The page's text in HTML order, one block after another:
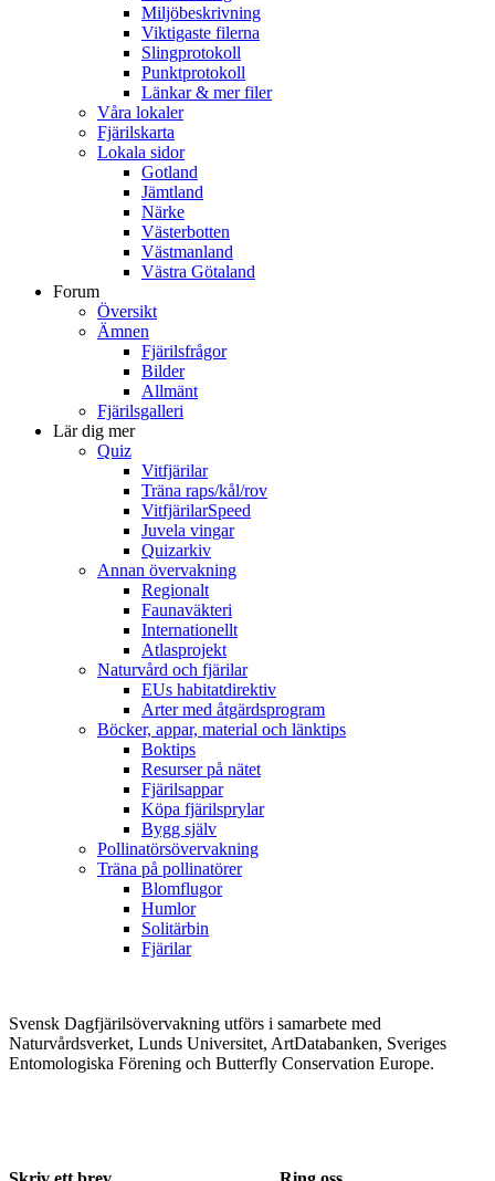
Miljöbeskrivning
Viktigaste filerna
Slingprotokoll
Punktprotokoll
Länkar & mer filer
Våra lokaler
Fjärilskarta
Lokala sidor
Gotland
Jämtland
Närke
Västerbotten
Västmanland
Västra Götaland
Forum
Översikt
Ämnen
Fjärilsfrågor
Bilder
Allmänt
Fjärilsgalleri
Lär dig mer
Quiz
Vitfjärilar
Träna raps/kål/rov
VitfjärilarSpeed
Juvela vingar
Quizarkiv
Annan övervakning
Regionalt
Faunaväkteri
Internationellt
Atlasprojekt
Naturvård och fjärilar
EUs habitatdirektiv
Arter med åtgärdsprogram
Böcker, appar, material och länktips
Boktips
Resurser på nätet
Fjärilsappar
Köpa fjärilsprylar
Bygg själv
Pollinatörsövervakning
Träna på pollinatörer
Blomflugor
Humlor
Solitärbin
Fjärilar
Svensk Dagfjärilsövervakning utförs i samarbete med
Naturvårdsverket, Lunds Universitet, ArtDatabanken, Sveriges
Entomologiska Förening och Butterfly Conservation Europe.